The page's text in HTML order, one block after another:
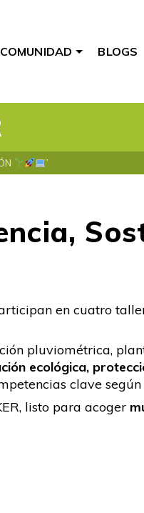
COMUNIDAD BLOGS
”
en cuatro
pluviométrica,
ecológica,
clave
listo para acoger